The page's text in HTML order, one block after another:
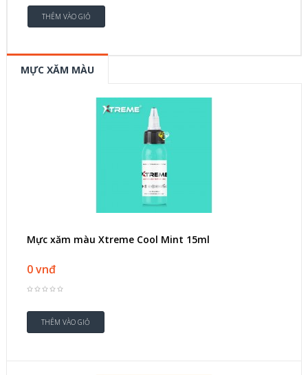
MỰC XĂM MÀU
Mực xăm màu Xtreme Cool Mint 15ml
0 vnđ